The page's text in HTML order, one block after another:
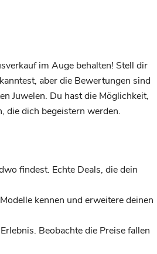
im Auge behalten! Stell dir
aber die Bewertungen sind
Juwelen. Du hast die Möglichkeit,
die dich begeistern werden.
findest. Echte Deals, die dein
kennen und erweitere deinen
Beobachte die Preise fallen